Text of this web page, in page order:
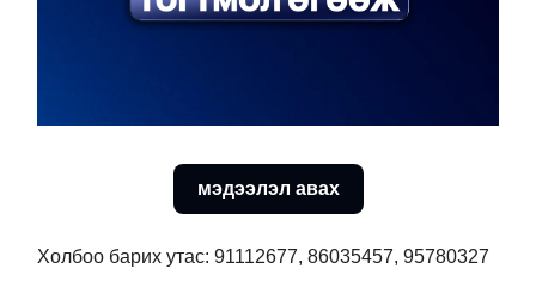
мэдээлэл авах
Холбоо барих утас: 91112677, 86035457, 95780327